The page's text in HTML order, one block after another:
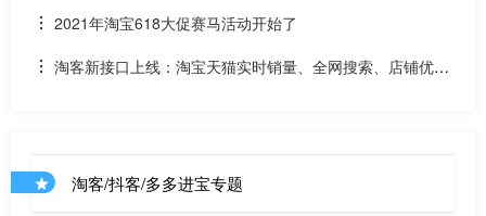
贝该如何计算佣金
2021年淘宝618大促赛马活动开始了
淘客新接口上线：淘宝天猫实时销量、全网搜索、店铺优惠
淘客/抖客/多多进宝专题